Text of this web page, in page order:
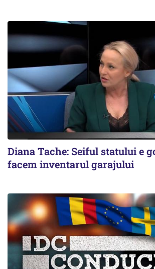
Diana Tache: Seiful statului e
facem inventarul garajului